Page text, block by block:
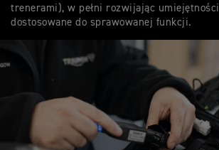
trenerami), w pełni rozwijając umiejętności
dostosowane do sprawowanej funkcji.